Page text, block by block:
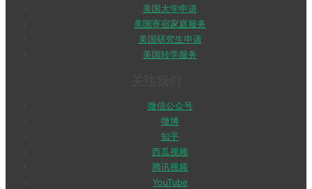
美国大学申请
美国寄宿家庭服务
美国研究生申请
美国转学服务
微信公众号
微博
知乎
西瓜视频
腾讯视频
YouTube